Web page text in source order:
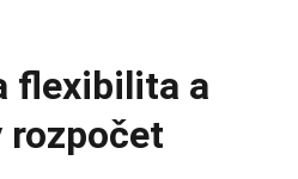
flexibilita a